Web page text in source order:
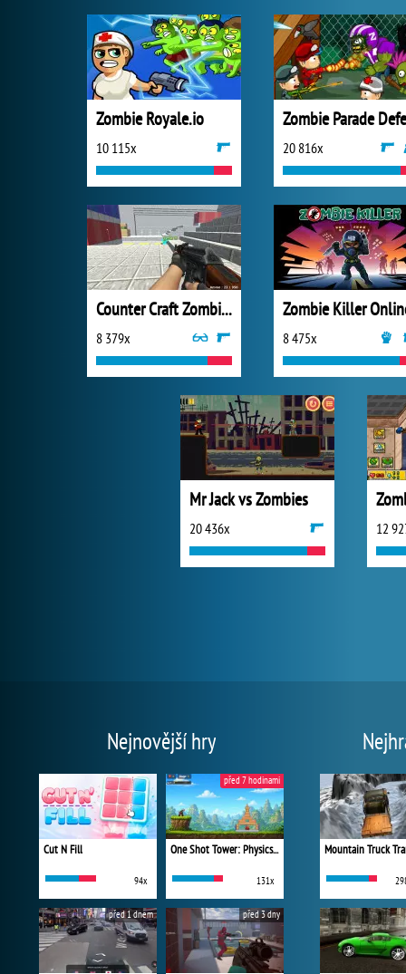
Zombie Royale.io
10 115x 20 816x
Counter Craft Zombies 2
8 379x
Zombie Killer
8 475x
Mr Jack vs Zombies
20 436x 12
Nejnovější hry
Cut N Fill
94x
One Shot Tower: Physics Destroyer
131x
před 7 hodinami
před 1 dnem před 3 dny
Mountain Truck